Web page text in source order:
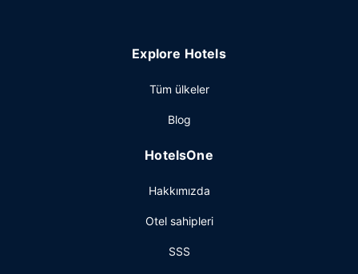
resepsiyon mevcuttur. Misafirlerimize her gün kontinental
Misafirler için ücretsiz kablolu İnternet, 24 saat açık ofis ve
planlıyorsunuz? Bu otel misafirlerimize 1250 ayak kare
Explore Hotels
Tüm ülkeler
Blog
HotelsOne
Hakkımızda
Otel sahipleri
SSS